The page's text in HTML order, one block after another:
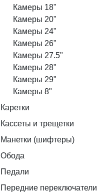
Камеры 18"
Камеры 20"
Камеры 24"
Камеры 26"
Камеры 27.5"
Камеры 28"
Камеры 29"
Камеры 8"
Каретки
Кассеты и трещетки
Манетки (шифтеры)
Обода
Педали
Передние переключатели